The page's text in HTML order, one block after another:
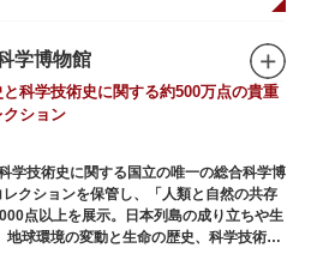
御本坊表門、徳川将軍霊廟勅額門など重要
月の松」は、浮世絵師歌川広重の「名所
有名。丸い形の松から不忍池辯天堂を見
トスポットとなっています。
は、東の「比叡山延暦寺」を意味してお
ぞらえて上野の山に数多くの堂舎が建立さ
（やくしるりこうにょらい）で、伝教大師
です。徳川歴代将軍の祈祷寺と菩提寺を
されています。
学博物館
と科学技術史に関する約500万点の貴重
クション
学技術史に関する国立の唯一の総合科学博
クションを保管し、「人類と自然の共存
点以上を展示。日本列島の成り立ちや生
球環境の変動と生命の歴史、科学技術の